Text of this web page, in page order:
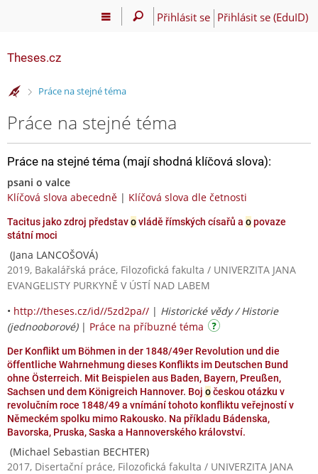
Přihlásit se Přihlásit se (EduID)
Theses.cz
>Práce na stejné téma
Práce na stejné téma
Práce na stejné téma (mají shodná klíčová slova):
psani o valce
Klíčová slova abecedně | Klíčová slova dle četnosti
Tacitus jako zdroj představovládě římských císařů a opovaze
státní moci
(Jana LANCOŠOVÁ)
2019, Bakalářská práce, Filozofická fakulta / UNIVERZITA JANA
EVANGELISTY PURKYNĚ V ÚSTÍ NAD LABEM
• http://theses.cz/id//5zd2pa// | Historické vědy / Historie
(jednooborové)| Práce na příbuzné téma
Der Konflikt um Böhmen in der 1848/49er Revolution und die
öffentliche Wahrnehmung dieses Konflikts im Deutschen Bund
ohne Österreich. Mit Beispielen aus Baden, Bayern, Preußen,
Sachsen und dem Königreich Hannover. Boj očeskou otázku v
revolučním roce 1848/49 a vnímání tohoto konfliktu veřejností v
Německém spolku mimo Rakousko. Na příkladu Bádenska,
Bavorska, Pruska, Saska a Hannoverského království.
(Michael Sebastian BECHTER)
2017, Disertační práce, Filozofická fakulta / UNIVERZITA JANA